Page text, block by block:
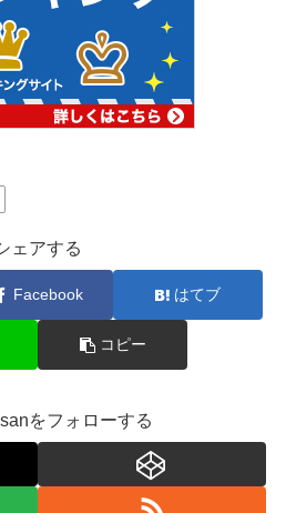
ェアする
Facebook はてブ
コピー
をフォローする